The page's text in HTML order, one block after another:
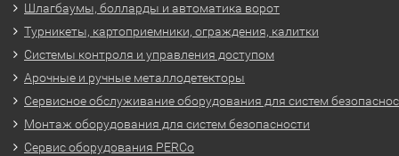
Шлагбаумы, болларды и автоматика ворот
Турникеты, картоприемники, ограждения, калитки
Системы контроля и управления доступом
Арочные и ручные металлодетекторы
Сервисное обслуживание оборудования для систем
Монтаж оборудования для систем безопасности
Сервис оборудования PERCo